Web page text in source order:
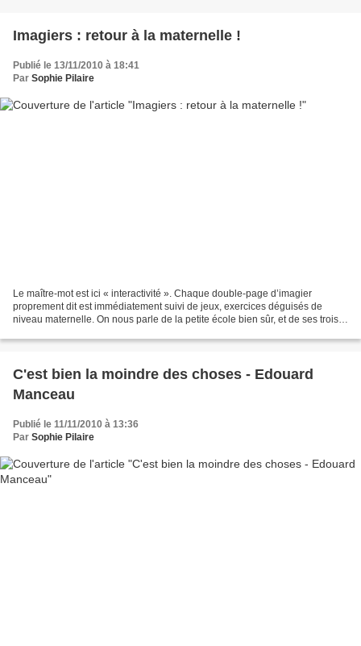
Imagiers : retour à la maternelle !
Publié le 13/11/2010 à 18:41
Par Sophie Pilaire
Le maître-mot est ici « interactivité ». Chaque double-page d’imagier
proprement dit est immédiatement suivi de jeux, exercices déguisés de
niveau maternelle. On nous parle de la petite école bien sûr, et de ses trois
C'est bien la moindre des choses - Edouard
Manceau
Publié le 11/11/2010 à 13:36
Par Sophie Pilaire